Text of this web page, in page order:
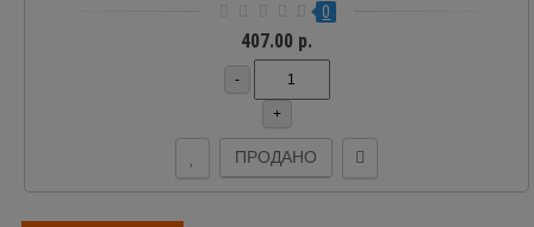
0
407.00 р.
-
+
ПРОДАНО